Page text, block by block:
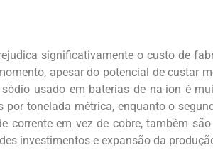
significativamente o custo de
apesar do potencial de custar
usado em baterias de na-ion é
tonelada métrica, enquanto o
corrente em vez de cobre, também
investimentos e expansão da